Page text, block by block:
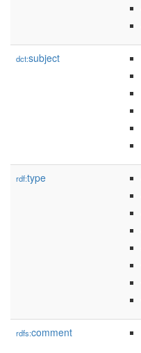
dct:subject
rdf:type
rdfs:comment